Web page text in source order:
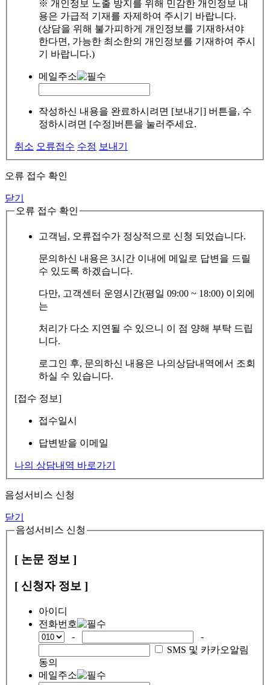
※ 개인정보 노출 방지를 위해 민감한 개인정보 내
용은 가급적 기재를 자제하여 주시기 바랍니다.
(상담을 위해 불가피하게 개인정보를 기재하셔야
한다면, 가능한 최소한의 개인정보를 기재하여 주시
기 바랍니다.)
메일주소
작성하신 내용을 완료하시려면 [보내기] 버튼을, 수
정하시려면 [수정]버튼을 눌러주세요.
취소 오류접수 수정 보내기
오류 접수 확인
닫기
오류 접수 확인
고객님, 오류접수가 정상적으로 신청 되었습니다.
문의하신 내용은 3시간 이내에 메일로 답변을 드릴
수 있도록 하겠습니다.
다만, 고객센터 운영시간(평일 09:00 ~ 18:00) 이외에
는
처리가 다소 지연될 수 있으니 이 점 양해 부탁 드립
니다.
로그인 후, 문의하신 내용은 나의상담내역에서 조회
하실 수 있습니다.
[접수 정보]
접수일시
답변받을 이메일
나의 상담내역 바로가기
음성서비스 신청
닫기
음성서비스 신청
[ 논문 정보 ]
[ 신청자 정보 ]
아이디
전화번호
-
-
SMS 및 카카오알림
동의
메일주소